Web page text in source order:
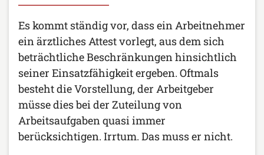
Es kommt ständig vor, dass ein Arbeitnehmer
ein ärztliches Attest vorlegt, aus dem sich
beträchtliche Beschränkungen hinsichtlich
seiner Einsatzfähigkeit ergeben. Oftmals
besteht die Vorstellung, der Arbeitgeber
müsse dies bei der Zuteilung von
Arbeitsaufgaben quasi immer
berücksichtigen. Irrtum. Das muss er nicht.